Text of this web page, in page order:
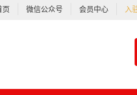
页 微信公众号 会员中心 入